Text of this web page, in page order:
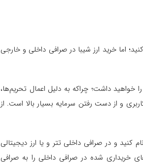
اما خرید ارز شیبا در صرافی داخلی و خارجی
خواهید داشت؛ چراکه به دلیل اعمال تحریم‌ها،
و از دست رفتن سرمایه بسیار بالا است. از
کنید و در صرافی داخلی تتر و یا ارز دیجیتالی
خریداری شده در صرافی داخلی را به صرافی